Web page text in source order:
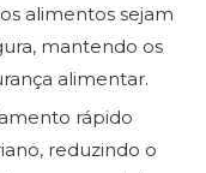
alimentos sejam
mantendo os
alimentar.
rápido
reduzindo o